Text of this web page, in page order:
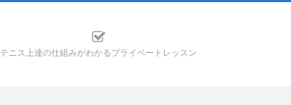
テニス上達の仕組みがわかるプライベートレッスン